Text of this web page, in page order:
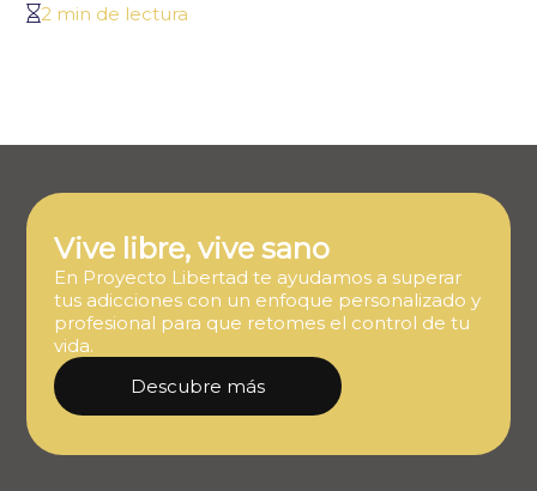
2 min de lectura
Vive libre, vive sano
En Proyecto Libertad te ayudamos a superar
tus adicciones con un enfoque personalizado y
profesional para que retomes el control de tu
vida.
Descubre más